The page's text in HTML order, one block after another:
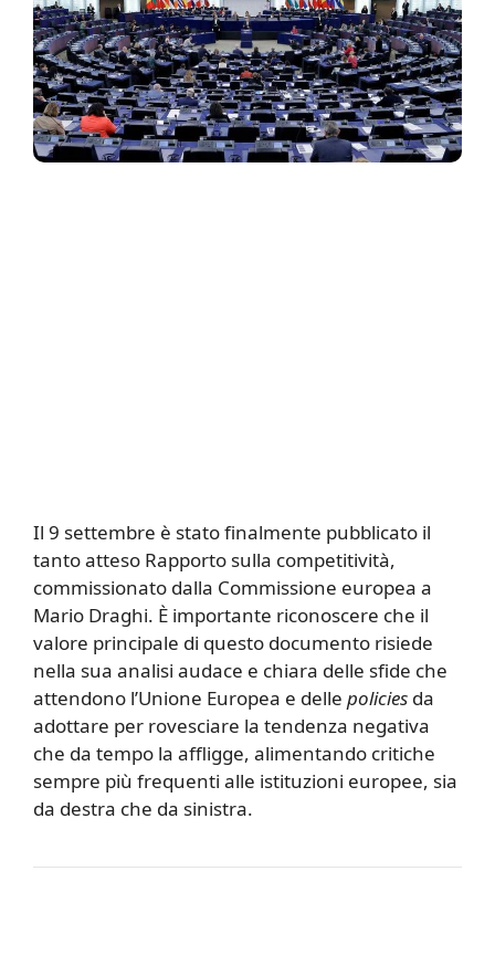
Il 9 settembre è stato finalmente pubblicato il
tanto atteso Rapporto sulla competitività,
commissionato dalla Commissione europea a
Mario Draghi. È importante riconoscere che il
valore principale di questo documento risiede
nella sua analisi audace e chiara delle sfide che
attendono l’Unione Europea e delle policies da
adottare per rovesciare la tendenza negativa
che da tempo la affligge, alimentando critiche
sempre più frequenti alle istituzioni europee, sia
da destra che da sinistra.